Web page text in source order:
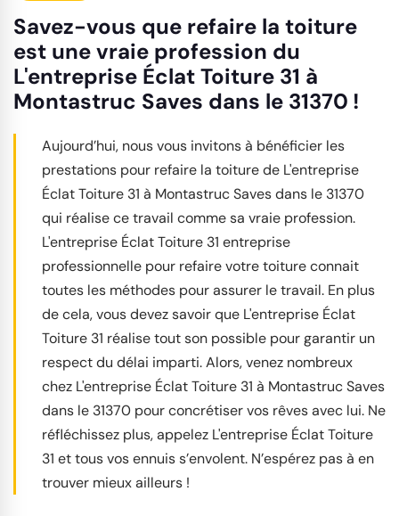
Savez-vous que refaire la toiture
est une vraie profession du
L'entreprise Éclat Toiture 31 à
Montastruc Saves dans le 31370 !
Aujourd’hui, nous vous invitons à bénéficier les
prestations pour refaire la toiture de L'entreprise
Éclat Toiture 31 à Montastruc Saves dans le 31370
qui réalise ce travail comme sa vraie profession.
L'entreprise Éclat Toiture 31 entreprise
professionnelle pour refaire votre toiture connait
toutes les méthodes pour assurer le travail. En plus
de cela, vous devez savoir que L'entreprise Éclat
Toiture 31 réalise tout son possible pour garantir un
respect du délai imparti. Alors, venez nombreux
chez L'entreprise Éclat Toiture 31 à Montastruc Saves
dans le 31370 pour concrétiser vos rêves avec lui. Ne
réfléchissez plus, appelez L'entreprise Éclat Toiture
31 et tous vos ennuis s’envolent. N’espérez pas à en
trouver mieux ailleurs !